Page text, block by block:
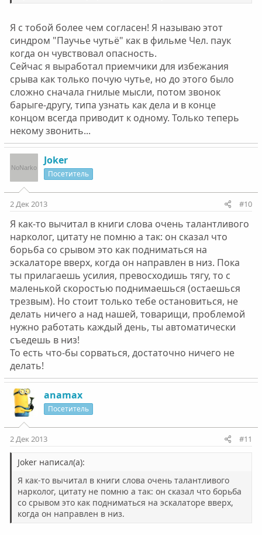
Я с тобой более чем согласен! Я называю этот
синдром "Паучье чутьё" как в фильме Чел. паук
когда он чувствовал опасность.
Сейчас я выработал приемчики для избежания
срыва как только почую чутье, но до этого было
сложно сначала гнилые мысли, потом звонок
барыге-другу, типа узнать как дела и в конце
концом всегда приводит к одному. Только теперь
некому звонить...
Joker
Посетитель
2 Дек 2013 #10
Я как-то вычитал в книги слова очень талантливого
нарколог, цитату не помню а так: он сказал что
борьба со срывом это как подниматься на
эскалаторе вверх, когда он направлен в низ. Пока
ты прилагаешь усилия, превосходишь тягу, то с
маленькой скоростью поднимаешься (остаешься
трезвым). Но стоит только тебе остановиться, не
делать ничего а над нашей, товарищи, проблемой
нужно работать каждый день, ты автоматически
съедешь в низ!
То есть что-бы сорваться, достаточно ничего не
делать!
anamax
Посетитель
2 Дек 2013 #11
Joker написал(а):
Я как-то вычитал в книги слова очень талантливого
нарколог, цитату не помню а так: он сказал что борьба
со срывом это как подниматься на эскалаторе вверх,
когда он направлен в низ.